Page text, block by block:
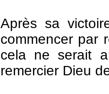
Après sa
commencer par
cela ne serait
remercier Dieu